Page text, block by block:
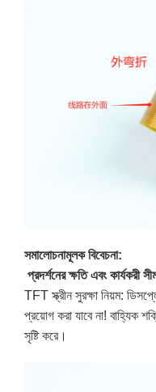
সমালোচনামূলক বিবেচনা:
প্রদর্শনের ক্ষতি এবং কার্যকরী
TFT স্ক্রীন সুরক্ষা নিয়ম:
প্রয়োগ করা যাবে না! বাহ্যিক
সৃষ্টি করে।